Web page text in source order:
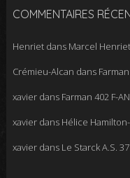
COMMENTAIRES
Henrietdans Marcel
Crémieu-Alcan dans
xavierdans Farman 402 F-
xavierdans Hélice
xavierdans Le Starck A.S.